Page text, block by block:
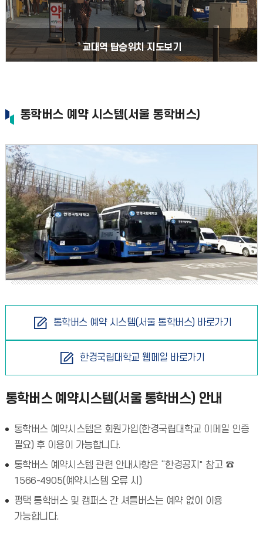
교대역 탑승위치 지도보기
통학버스 예약 시스템(서울 통학버스)
통학버스 예약 시스템(서울 통학버스) 바로가기
한경국립대학교 웹메일 바로가기
통학버스 예약시스템(서울 통학버스) 안내
통학버스 예약시스템은 회원가입(한경국립대학교 이메일 인증
필요) 후 이용이 가능합니다.
통학버스 예약시스템 관련 안내사항은 “한경공지" 참고 ☎
1566-4905(예약시스템 오류 시)
평택 통학버스 및 캠퍼스 간 셔틀버스는 예약 없이 이용
가능합니다.